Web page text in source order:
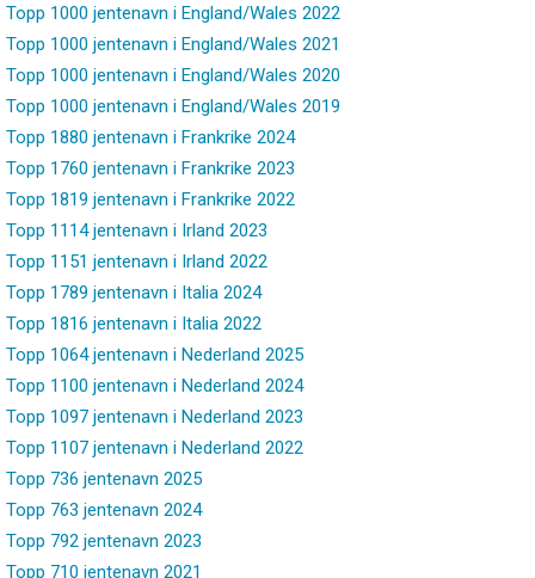
Topp 1000 jentenavn i England/Wales 2022
Topp 1000 jentenavn i England/Wales 2021
Topp 1000 jentenavn i England/Wales 2020
Topp 1000 jentenavn i England/Wales 2019
Topp 1880 jentenavn i Frankrike 2024
Topp 1760 jentenavn i Frankrike 2023
Topp 1819 jentenavn i Frankrike 2022
Topp 1114 jentenavn i Irland 2023
Topp 1151 jentenavn i Irland 2022
Topp 1789 jentenavn i Italia 2024
Topp 1816 jentenavn i Italia 2022
Topp 1064 jentenavn i Nederland 2025
Topp 1100 jentenavn i Nederland 2024
Topp 1097 jentenavn i Nederland 2023
Topp 1107 jentenavn i Nederland 2022
Topp 736 jentenavn 2025
Topp 763 jentenavn 2024
Topp 792 jentenavn 2023
Topp 710 jentenavn 2021